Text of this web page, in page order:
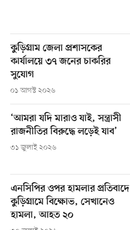
কুড়িগ্রাম জেলা প্রশাসকের
কার্যালয়ে ৩৭ জনের চাকরির
সুযোগ
০১ আগস্ট ২০২৬
‘আমরা যদি মারাও যাই, সন্ত্রাসী
রাজনীতির বিরুদ্ধে লড়েই যাব’
৩১ জুলাই ২০২৬
এনসিপির ওপর হামলার প্রতিবাদে
কুড়িগ্রামে বিক্ষোভ, সেখানেও
হামলা, আহত ২০